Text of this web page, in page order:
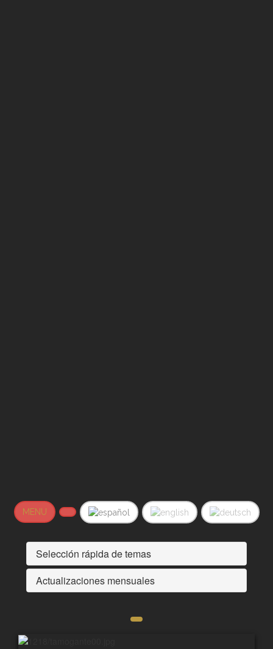
MENU
Selección rápida de temas
Actualizaciones mensuales